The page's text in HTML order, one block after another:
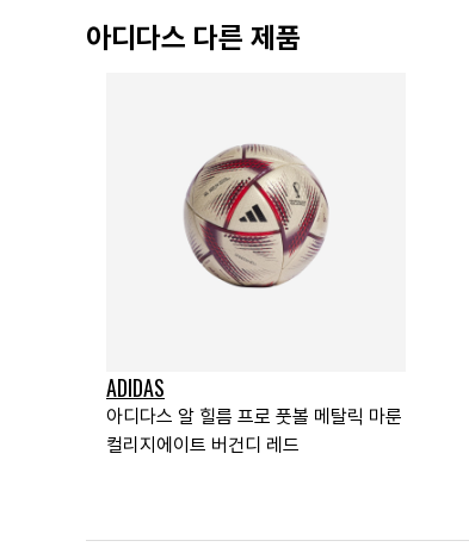
아디다스 다른 제품
ADIDAS
아디다스 알 힐름 프로 풋볼 메탈릭 마룬
컬리지에이트 버건디 레드